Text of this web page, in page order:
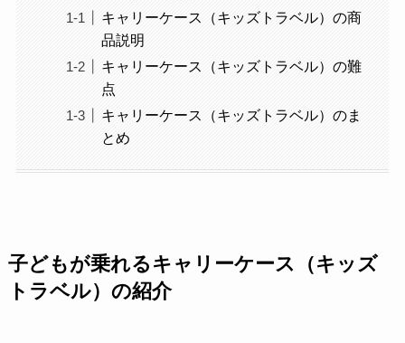
キャリーケース（キッズトラベル）の商
品説明
キャリーケース（キッズトラベル）の難
点
キャリーケース（キッズトラベル）のま
とめ
子どもが乗れるキャリーケース（キッズ
トラベル）の紹介